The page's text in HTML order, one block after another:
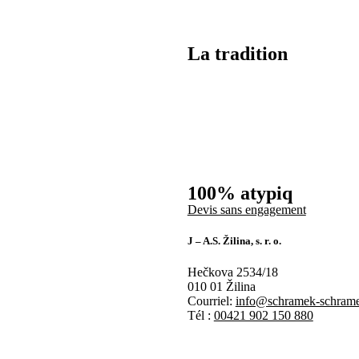
La tradition
100% atypiq
Devis sans engagement
J – A.S. Žilina, s. r. o.
Hečkova 2534/18
010 01 Žilina
Courriel: info@schramek-
Tél : 00421 902 150 880